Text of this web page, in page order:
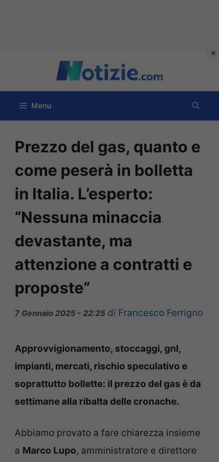
contenuto
Menu
Prezzo del gas, quanto e
come peserà in bolletta
in Italia. L’esperto:
“Nessuna minaccia
devastante, ma
attenzione a contratti e
proposte”
7 Gennaio 2025 - 22:25 di Francesco Ferrigno
Approvvigionamento, stoccaggi, gnl,
impianti, mercati, rischio speculativo e
soprattutto bollette: il prezzo del gas è da
settimane alla ribalta delle cronache.
Abbiamo provato a fare chiarezza insieme
a Marco Lupo, amministratore e direttore